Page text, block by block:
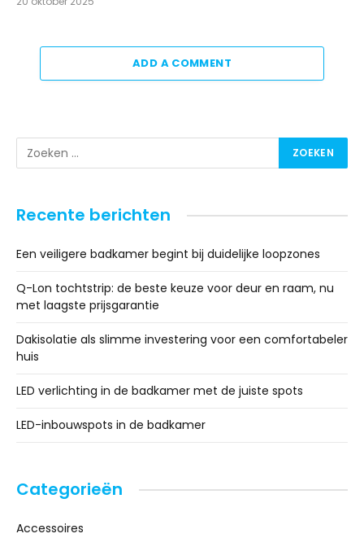
ADD A COMMENT
Recente berichten
Een veiligere badkamer begint bij duidelijke loopzones
Q-Lon tochtstrip: de beste keuze voor deur en raam, nu
met laagste prijsgarantie
Dakisolatie als slimme investering voor een comfortabeler
huis
LED verlichting in de badkamer met de juiste spots
LED-inbouwspots in de badkamer
Categorieën
Accessoires